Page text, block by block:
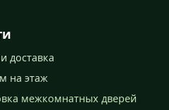
доставка
на этаж
межкомнатных дверей